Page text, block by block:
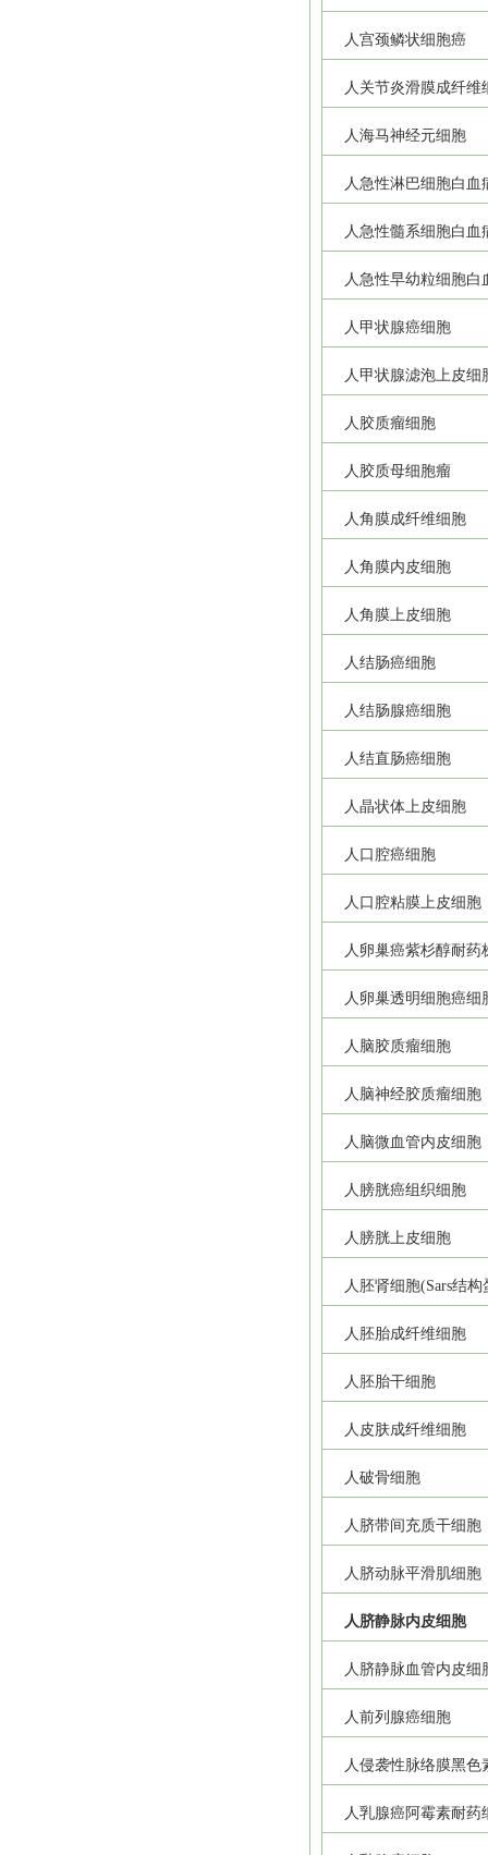
人宫颈鳞状细胞癌
人关节炎滑膜成纤维
人海马神经元细胞
人急性淋巴细胞白血
人急性髓系细胞白血
人急性早幼粒细胞白
人甲状腺癌细胞
人甲状腺滤泡上皮细
人胶质瘤细胞
人胶质母细胞瘤
人角膜成纤维细胞
人角膜内皮细胞
人角膜上皮细胞
人结肠癌细胞
人结肠腺癌细胞
人结直肠癌细胞
人晶状体上皮细胞
人口腔癌细胞
人口腔粘膜上皮细胞
人卵巢癌紫杉醇耐药
人卵巢透明细胞癌细
人脑胶质瘤细胞
人脑神经胶质瘤细胞
人脑微血管内皮细胞
人膀胱癌组织细胞
人膀胱上皮细胞
人胚肾细胞(Sars结
人胚胎成纤维细胞
人胚胎干细胞
人皮肤成纤维细胞
人破骨细胞
人脐带间充质干细胞
人脐动脉平滑肌细胞
人脐静脉内皮细胞
人脐静脉血管内皮细
人前列腺癌细胞
人侵袭性脉络膜黑色
人乳腺癌阿霉素耐药